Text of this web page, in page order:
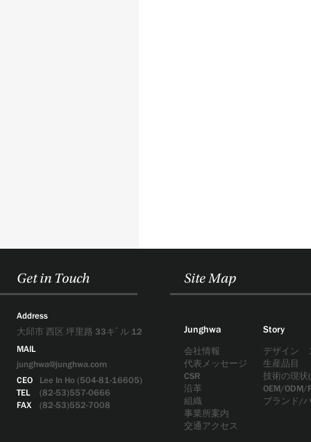
Get in Touch
Address
大邱市 西区 坪里路 33キﾞル 12
MAIL
junghwa@junghwa.com
CEO
Lee In Ho (504-81-16605)
TEL
(82-53)557-0666
FAX
(82-53)552-7008
Site Map
Junghwa
会社情報
代表メッセージ
CSR
沿革
組織
事業所案内
交通アクセス
Story
デザイン
生産品目
技術の現状
OEM/ODM/
ブランド/